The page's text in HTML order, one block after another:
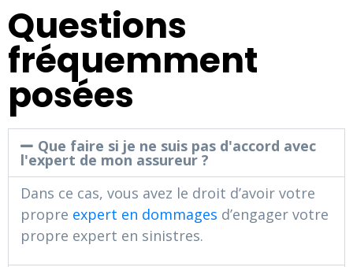
Questions
fréquemment
posées
Que faire si je ne suis pas d'accord avec
l'expert de mon assureur ?
Dans ce cas, vous avez le droit d’avoir votre
propre expert en dommages d’engager votre
propre expert en sinistres.